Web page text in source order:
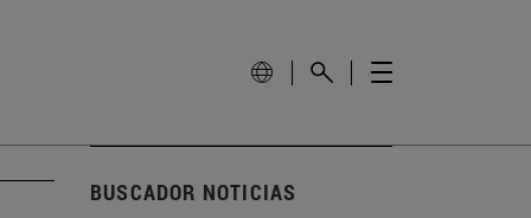
BUSCADOR NOTICIAS